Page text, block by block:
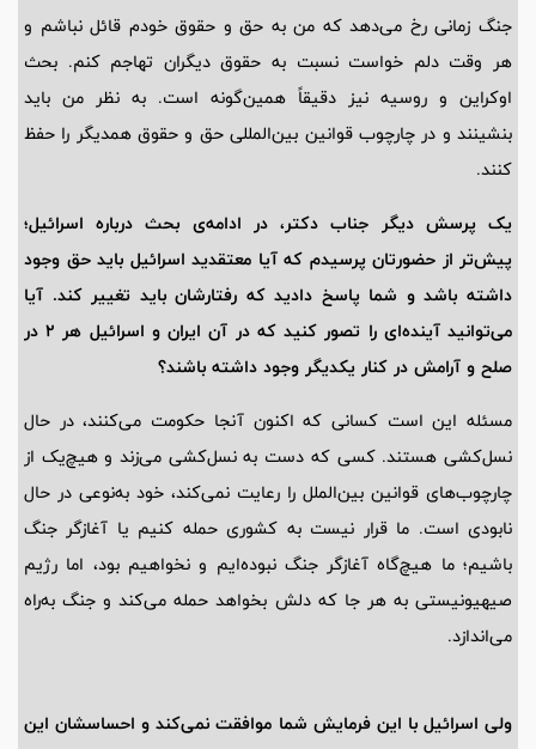
جنگ زمانی رخ می‌دهد که من به حق و حقوق خودم قائل نباشم و
هر وقت دلم خواست نسبت به حقوق دیگران تهاجم کنم. بحث
اوکراین و روسیه نیز دقیقاً همین‌گونه است. به نظر من باید
بنشینند و در چارچوب قوانین بین‌المللی حق و حقوق همدیگر را حفظ
کنند.
یک پرسش دیگر جناب دکتر، در ادامه‌ی بحث درباره اسرائیل؛
پیش‌تر از حضورتان پرسیدم که آیا معتقدید اسرائیل باید حق وجود
داشته باشد و شما پاسخ دادید که رفتارشان باید تغییر کند. آیا
می‌توانید آینده‌ای را تصور کنید که در آن ایران و اسرائیل هر 2 در
صلح و آرامش در کنار یکدیگر وجود داشته باشند؟
مسئله این است کسانی که اکنون آنجا حکومت می‌کنند، در حال
نسل‌کشی هستند. کسی که دست به نسل‌کشی می‌زند و هیچ‌یک از
چارچوب‌های قوانین بین‌الملل را رعایت نمی‌کند، خود به‌نوعی در حال
نابودی است. ما قرار نیست به کشوری حمله کنیم یا آغازگر جنگ
باشیم؛ ما هیچ‌گاه آغازگر جنگ نبوده‌ایم و نخواهیم بود، اما رژیم
صیهیونیستی به هر جا که دلش بخواهد حمله می‌کند و جنگ به‌راه
می‌اندازد.
ولی اسرائیل با این فرمایش شما موافقت نمی‌کند و احساسشان این